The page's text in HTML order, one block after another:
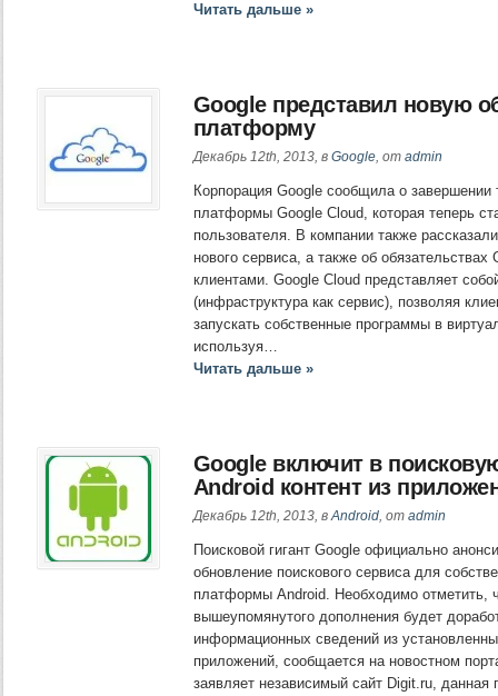
Читать дальше »
Googlе представил новую
платформу
Декабрь 12th, 2013, в Google, от admin
Корпорация Google сообщила о завершении
платформы Google Cloud, которая теперь
пользователя. В компании также
нового сервиса, а также об
клиентами. Google Cloud представляет
(инфраструктура как сервис), позволяя
запускать собственные программы в
используя…
Читать дальше »
Google включит в
Android контент из
Декабрь 12th, 2013, вAndroid, от admin
Поисковой гигант Google официально
обновление поискового сервиса для
платформы Android. Необходимо отметить,
вышеупомянутого дополнения будет
информационных сведений из
приложений, сообщается на новостном
заявляет независимый сайт Digit.ru, данная